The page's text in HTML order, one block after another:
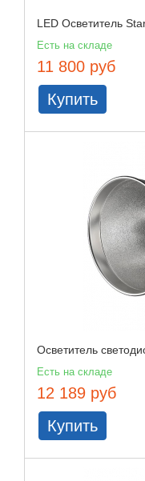
LED Осветитель
Есть на складе
11 800 руб
Купить
Осветитель
Есть на складе
12 189 руб
Купить